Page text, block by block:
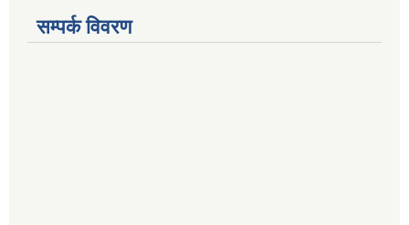
सम्पर्क विवरण